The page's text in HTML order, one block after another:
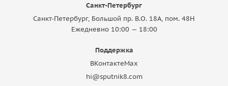
Санкт-Петербург
Санкт-Петербург, Большой пр. В.О. 18A, пом. 48Н
Ежедневно 10:00 — 18:00
Поддержка
ВКонтактеMax
hi@sputnik8.com